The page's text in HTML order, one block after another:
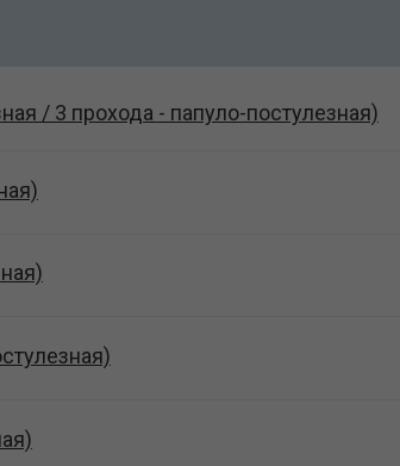
/ 3 прохода - папуло-постулезная)